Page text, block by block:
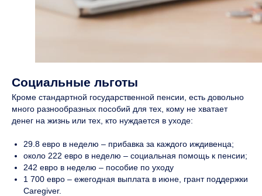
Социальные льготы
Кроме стандартной государственной пенсии, есть довольно
много разнообразных пособий для тех, кому не хватает
денег на жизнь или тех, кто нуждается в уходе:
29.8 евро в неделю – прибавка за каждого иждивенца;
около 222 евро в неделю – социальная помощь к пенсии;
242 евро в неделю – пособие по уходу
1 700 евро – ежегодная выплата в июне, грант поддержки
Caregiver.